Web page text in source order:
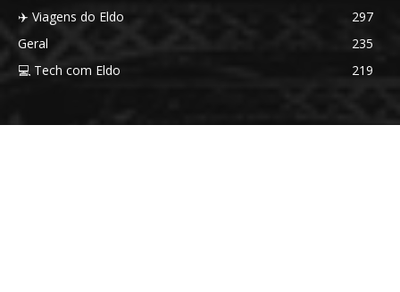
✈️ Viagens do Eldo
297
Geral
235
💻 Tech com Eldo
219